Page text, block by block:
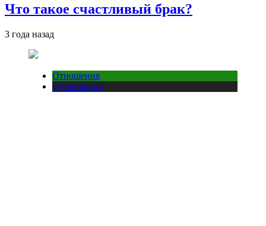
Что такое счастливый брак?
3 года назад
Отношения
Публикации